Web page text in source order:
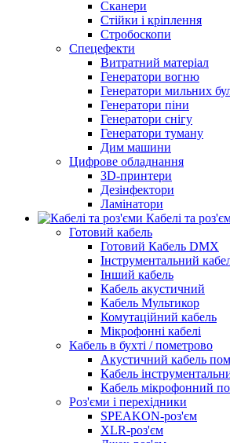
Сканери
Стійки і кріплення
Стробоскопи
Спецефекти
Витратний матеріал
Генератори вогню
Генератори мильних
Генератори піни
Генератори снігу
Генератори туману
Дим машини
Цифрове обладнання
3D-принтери
Дезінфектори
Ламінатори
Кабелі та
Готовий кабель
Готовий Кабель DMX
Інструментальний
Інший кабель
Кабель акустичний
Кабель Мультикор
Комутаційний кабель
Мікрофонні кабелі
Кабель в бухті / пометрово
Акустичний кабель
Кабель
Кабель мікрофонний
Роз'єми і перехідники
SPEAKON-роз'єм
XLR-роз'єм